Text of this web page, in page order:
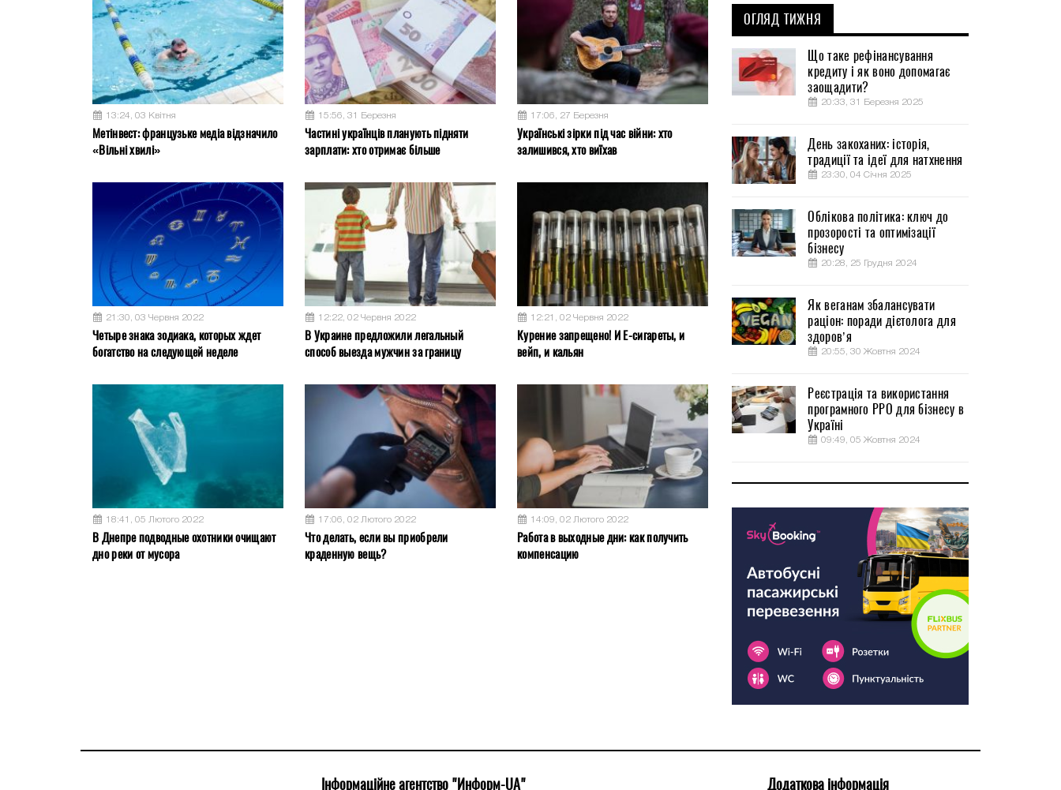
13:24, 03 Квітня
Метінвест: французьке медіа відзначило
«Вільні хвилі»
15:56, 31 Березня
Частині українців планують підняти
зарплати: хто отримає більше
17:06, 27 Березня
Українські зірки під час війни: хто
залишився, хто виїхав
21:30, 03 Червня 2022
Четыре знака зодиака, которых ждет
богатство на следующей неделе
12:22, 02 Червня 2022
В Украине предложили легальный
способ выезда мужчин за границу
12:21, 02 Червня 2022
Курение запрещено! И Е-сигареты, и
вейп, и кальян
18:41, 05 Лютого 2022
В Днепре подводные охотники очищают
дно реки от мусора
17:06, 02 Лютого 2022
Что делать, если вы приобрели
краденную вещь?
14:09, 02 Лютого 2022
Работа в выходные дни: как получить
компенсацию
ОГЛЯД ТИЖНЯ
Що таке рефінансування
кредиту і як воно допомагає
заощадити?
20:33, 31 Березня 2025
День закоханих: історія,
традиції та ідеї для натхнення
23:30, 04 Січня 2025
Облікова політика: ключ до
прозорості та оптимізації
бізнесу
20:28, 25 Грудня 2024
Як веганам збалансувати
раціон: поради дієтолога для
здоров’я
20:55, 30 Жовтня 2024
Реєстрація та використання
програмного РРО для бізнесу в
Україні
09:49, 05 Жовтня 2024
Інформаційне агентство "Информ-UA" Додаткова інформація